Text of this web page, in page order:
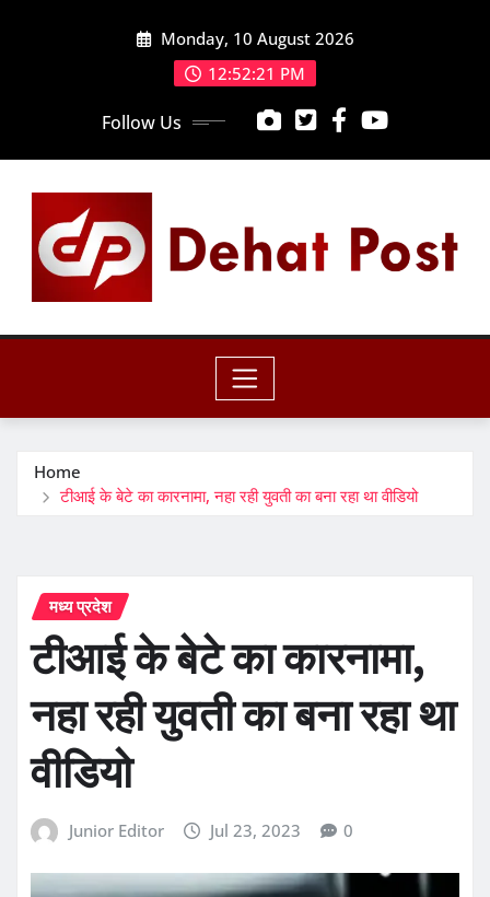
Monday, 10 August 2026
12:52:23 PM
Follow Us
Home
टीआई के बेटे का कारनामा, नहा रही युवती का बना रहा था वीडियो
मध्य प्रदेश
टीआई के बेटे का कारनामा,
नहा रही युवती का बना रहा था
वीडियो
Junior Editor Jul 23, 2023 0